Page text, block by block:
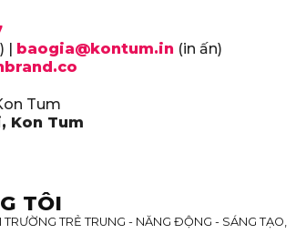
| baogia@kontum.in (in ấn)
Tum
Kon Tum
TÔI
TRẺ TRUNG - NĂNG ĐỘNG - SÁNG TẠO,